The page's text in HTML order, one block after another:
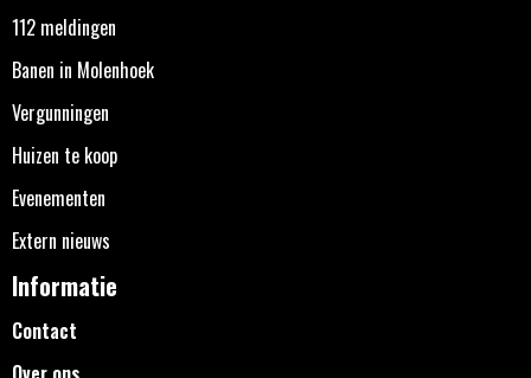
112 meldingen
Banen in Molenhoek
Vergunningen
Huizen te koop
Evenementen
Extern nieuws
Informatie
Contact